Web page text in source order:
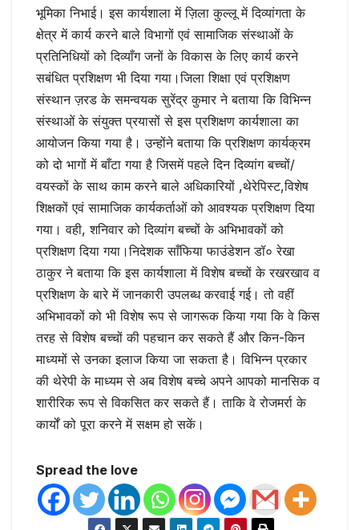
भूमिका निभाई। इस कार्यशाला में ज़िला कुल्लू में दिव्यांगता के
क्षेत्र में कार्य करने बाले विभागों एवं सामाजिक संस्थाओं के
प्रतिनिधियों को दिव्याँग जनों के विकास के लिए कार्य करने
सबंधित प्रशिक्षण भी दिया गया।जिला शिक्षा एवं प्रशिक्षण
संस्थान ज़रड के समन्वयक सुरेंद्र कुमार ने बताया कि विभिन्न
संस्थाओं के संयुक्त प्रयासों से इस प्रशिक्षण कार्यशाला का
आयोजन किया गया है। उन्होंने बताया कि प्रशिक्षण कार्यक्रम
को दो भागों में बाँटा गया है जिसमें पहले दिन दिव्यांग बच्चों/
वयस्कों के साथ काम करने बाले अधिकारियों ,थेरेपिस्ट,विशेष
शिक्षकों एवं सामाजिक कार्यकर्ताओं को आवश्यक प्रशिक्षण दिया
गया। वही, शनिवार को दिव्यांग बच्चों के अभिभावकों को
प्रशिक्षण दिया गया।निदेशक साँफिया फाउंडेशन डॉ० रेखा
ठाकुर ने बताया कि इस कार्यशाला में विशेष बच्चों के रखरखाव व
प्रशिक्षण के बारे में जानकारी उपलब्ध करवाई गई। तो वहीं
अभिभावकों को भी विशेष रूप से जागरूक किया गया कि वे किस
तरह से विशेष बच्चों की पहचान कर सकते हैं और किन-किन
माध्यमों से उनका इलाज किया जा सकता है। विभिन्न प्रकार
की थेरेपी के माध्यम से अब विशेष बच्चे अपने आपको मानसिक व
शारीरिक रूप से विकसित कर सकते हैं। ताकि वे रोजमर्रा के
कार्यों को पूरा करने में सक्षम हो सकें।
Spread the love